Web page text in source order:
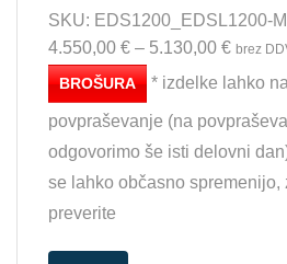
SKU: EDS1200_EDSL1200-
4.550,00 € – 5.130,00 € brez
BROŠURA * izdelke lahko
povpraševanje (na
odgovorimo še isti delovni
se lahko občasno spremenijo,
preverite